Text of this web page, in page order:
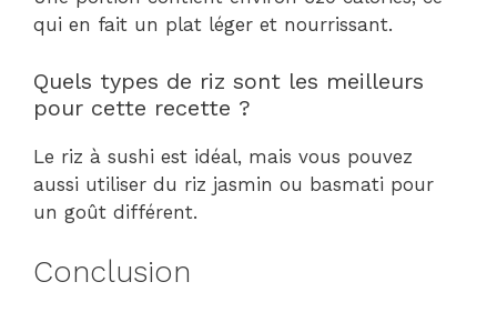
qui en fait un plat léger et nourrissant.
Quels types de riz sont les meilleurs
pour cette recette ?
Le riz à sushi est idéal, mais vous pouvez
aussi utiliser du riz jasmin ou basmati pour
un goût différent.
Conclusion